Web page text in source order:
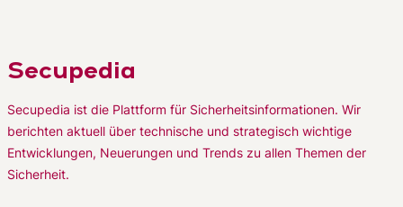
Secupedia
Secupedia ist die Plattform für Sicherheitsinformationen. Wir
berichten aktuell über technische und strategisch wichtige
Entwicklungen, Neuerungen und Trends zu allen Themen der
Sicherheit.